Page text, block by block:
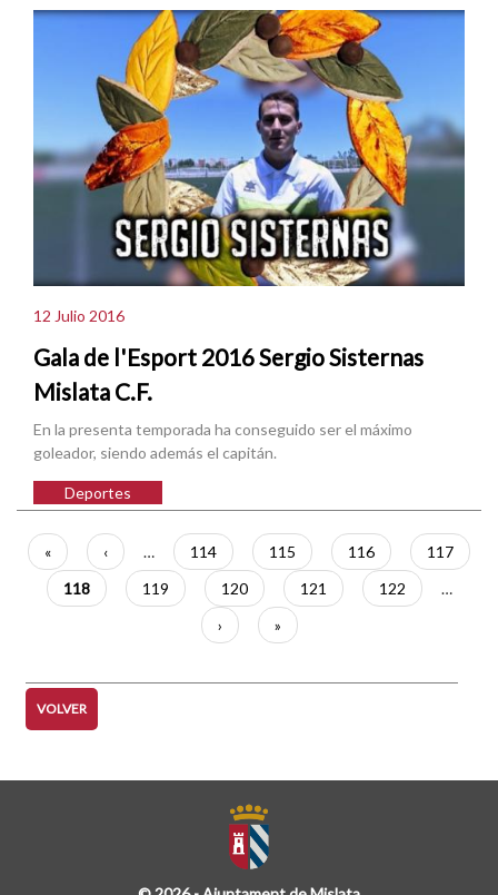
12 Julio 2016
Gala de l'Esport 2016 Sergio Sisternas
Mislata C.F.
En la presenta temporada ha conseguido ser el máximo
goleador, siendo además el capitán.
Deportes
Paginación
Primera
página
«
Página
anterior
‹ … Página
114 Página
115 Página
116 Página
117
Página
actual
118 Página
119 Página
120 Página
121 Página
122
…
Siguiente
página
›
Última
página
»
VOLVER